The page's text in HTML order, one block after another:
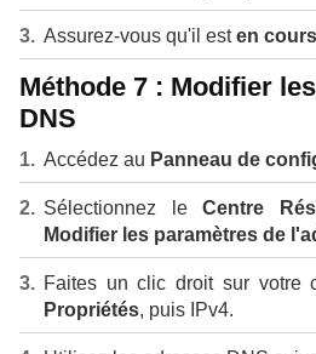
Assurez-vous qu'il esten
Méthode 7 : Modifier
DNS
Accédez au Panneau de
Sélectionnez le Centre
Modifier les paramètres de
Faites un clic droit sur votre
Propriétés, puis IPv4.